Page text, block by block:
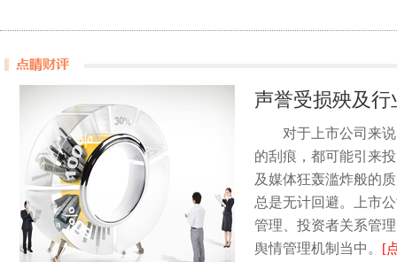
声誉受损殃及
对于上市公司来
的刮痕，都可能引来
及媒体狂轰滥炸般的
总是无计回避。上市
管理、投资者关系管
舆情管理机制当中。 [